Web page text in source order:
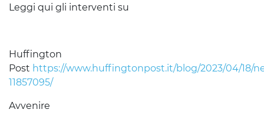
Leggi qui gli interventi su
Huffington
Post https://www.huffingtonpost.it/blog/2023/04/18/
11857095/
Avvenire